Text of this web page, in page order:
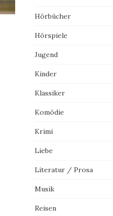
Hörbücher
Hörspiele
Jugend
Kinder
Klassiker
Komödie
Krimi
Liebe
Literatur / Prosa
Musik
Reisen